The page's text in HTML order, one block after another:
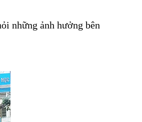
những ảnh hưởng bên